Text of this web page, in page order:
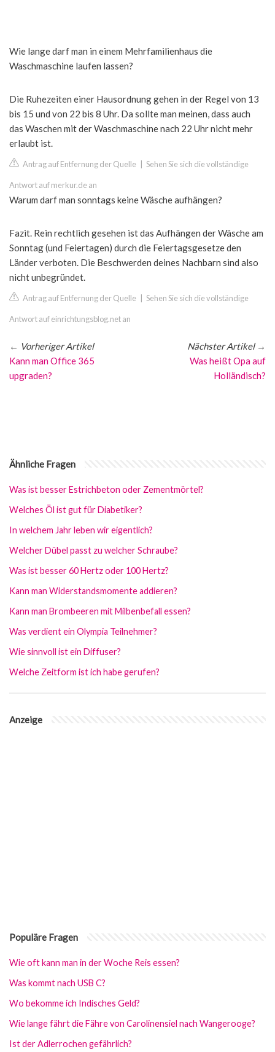
Wie lange darf man in einem Mehrfamilienhaus die
Waschmaschine laufen lassen?
Die Ruhezeiten einer Hausordnung gehen in der Regel von 13
bis 15 und von 22 bis 8 Uhr. Da sollte man meinen, dass auch
das Waschen mit der Waschmaschine nach 22 Uhr nicht mehr
erlaubt ist.
Antrag auf Entfernung der Quelle Sehen Sie sich die vollständige
Antwort auf merkur.de an
Warum darf man sonntags keine Wäsche aufhängen?
Fazit. Rein rechtlich gesehen ist das Aufhängen der Wäsche am
Sonntag (und Feiertagen) durch die Feiertagsgesetze den
Länder verboten. Die Beschwerden deines Nachbarn sind also
nicht unbegründet.
Antrag auf Entfernung der Quelle Sehen Sie sich die vollständige
Antwort auf einrichtungsblog.net an
← Vorheriger Artikel
Kann man Office 365
upgraden?
Nächster Artikel→
Was heißt Opa auf
Holländisch?
Ähnliche Fragen
Was ist besser Estrichbeton oder Zementmörtel?
Welches Öl ist gut für Diabetiker?
In welchem Jahr leben wir eigentlich?
Welcher Dübel passt zu welcher Schraube?
Was ist besser 60 Hertz oder 100 Hertz?
Kann man Widerstandsmomente addieren?
Kann man Brombeeren mit Milbenbefall essen?
Was verdient ein Olympia Teilnehmer?
Wie sinnvoll ist ein Diffuser?
Welche Zeitform ist ich habe gerufen?
Anzeige
Populäre Fragen
Wie oft kann man in der Woche Reis essen?
Was kommt nach USB C?
Wo bekomme ich Indisches Geld?
Wie lange fährt die Fähre von Carolinensiel nach Wangerooge?
Ist der Adlerrochen gefährlich?